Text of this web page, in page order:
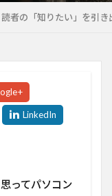
読者の「知りたい」を引き
ってパソコン